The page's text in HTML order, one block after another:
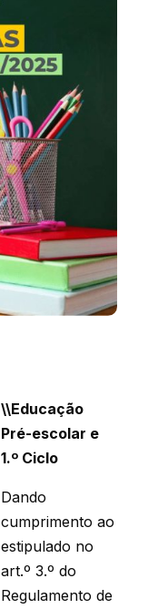
\\Educação
Pré-escolar e
1.º Ciclo
Dando
cumprimento ao
estipulado no
art.º 3.º do
Regulamento de